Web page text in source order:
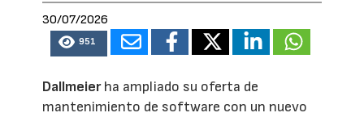
30/07/2026
951
Dallmeierha ampliado su oferta de
mantenimiento de software con un nuevo